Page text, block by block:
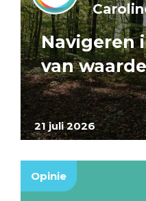
21 juli 2026
Navigeren
van
Opinie